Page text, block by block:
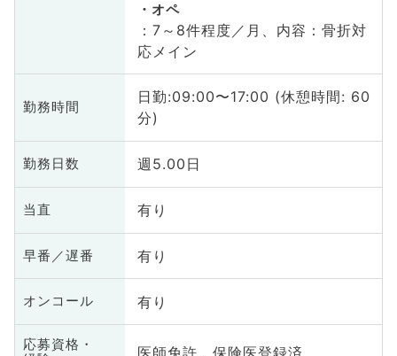
オペ
：7～8件程度／月、内容：骨折対
応メイン
勤務時間
日勤:09:00〜17:00 (休憩時間: 60
分)
勤務日数 週5.00日
当直 有り
早番／遅番 有り
オンコール 有り
応募資格・
医師免許、保険医登録済